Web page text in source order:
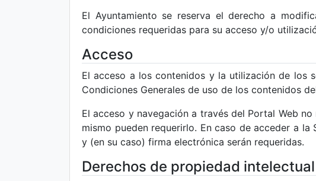
El Ayuntamiento se reserva el derecho a
condiciones requeridas para su acceso y/o
Acceso
El acceso a los contenidos y la utilización de los
Condiciones Generales de uso de los contenidos
El acceso y navegación a través del Portal Web
mismo pueden requerirlo. En caso de acceder a
y (en su caso) firma electrónica serán requeridas.
Derechos de propiedad